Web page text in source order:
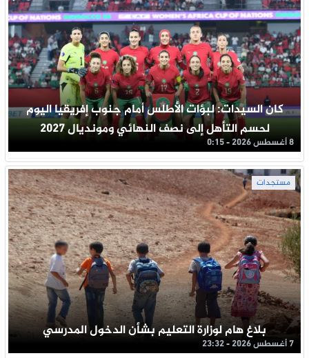
كان السيدات: لبؤات الأطلس أمام جنوب إفريقيا اليوم
لحسم التأهل إلى نصف النهائي ومونديال 2027
8 أغسطس 2026 - 0:15
مستجدات
بلاغ هام لوزارة التعليم بشأن الدخول المدرسي
7 أغسطس 2026 - 23:32